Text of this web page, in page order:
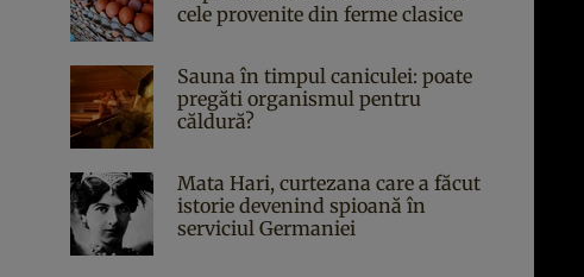
cele provenite din ferme clasice
Sauna în timpul caniculei: poate
pregăti organismul pentru
căldură?
Mata Hari, curtezana care a făcut
istorie devenind spioană în
serviciul Germaniei